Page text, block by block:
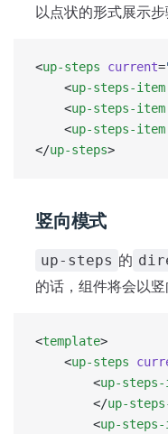
以点状的形式展示步
<up-steps current=
	<
up-steps-item
	<
up-steps-item
	<
up-steps-item
</up-steps>
竖向模式
up-steps 的
的话，组件将会以竖
<template>
	<
up-steps
		<
up-steps-
		</
up-
		<
up-steps-